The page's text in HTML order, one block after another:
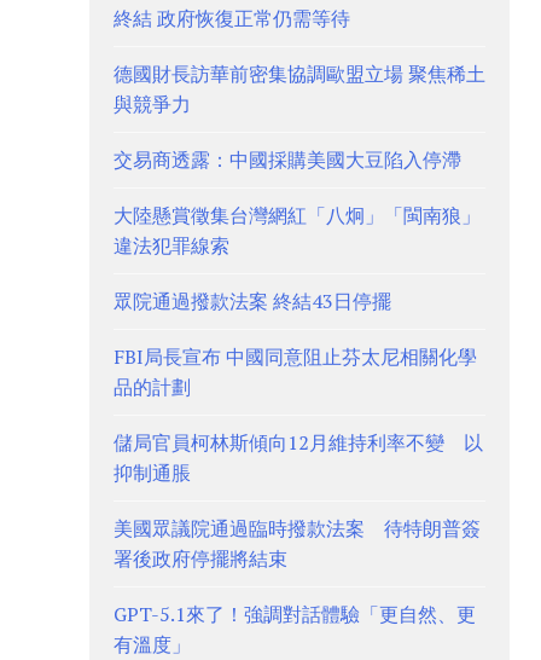
終結 政府恢復正常仍需等待
德國財長訪華前密集協調歐盟立場 聚焦稀土
與競爭力
交易商透露：中國採購美國大豆陷入停滯
大陸懸賞徵集台灣網紅「八炯」「閩南狼」
違法犯罪線索
眾院通過撥款法案 終結43日停擺
FBI局長宣布 中國同意阻止芬太尼相關化學
品的計劃
儲局官員柯林斯傾向12月維持利率不變 以
抑制通脹
美國眾議院通過臨時撥款法案 待特朗普簽
署後政府停擺將結束
GPT-5.1來了！強調對話體驗「更自然、更
有溫度」